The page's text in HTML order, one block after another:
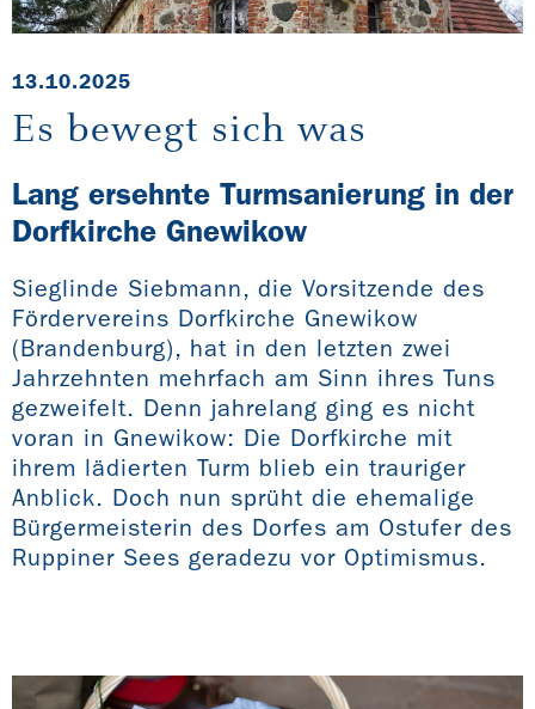
13.10.2025
Es bewegt sich was
Lang ersehnte Turmsanierung in der
Dorfkirche Gnewikow
Sieglinde Siebmann, die Vorsitzende des
Fördervereins Dorfkirche Gnewikow
(Brandenburg), hat in den letzten zwei
Jahrzehnten mehrfach am Sinn ihres Tuns
gezweifelt. Denn jahrelang ging es nicht
voran in Gnewikow: Die Dorfkirche mit
ihrem lädierten Turm blieb ein trauriger
Anblick. Doch nun sprüht die ehemalige
Bürgermeisterin des Dorfes am Ostufer des
Ruppiner Sees geradezu vor Optimismus.